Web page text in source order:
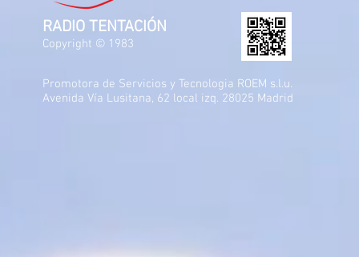
RADIO TENTACIÓN
Copyright © 1983
Promotora de Servicios y Tecnologia ROEM s.l.u.
Avenida Vía Lusitana, 62 local izq. 28025 Madrid